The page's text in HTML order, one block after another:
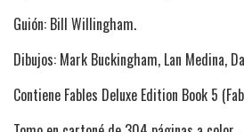
Guión: Bill Willingham.
Dibujos: Mark Buckingham, Lan Medina,
Contiene Fables Deluxe Edition Book 5